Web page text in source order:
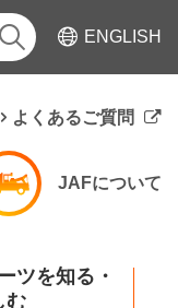
ENGLISH
よくあるご質問
JAFについて
ツを知る・
む